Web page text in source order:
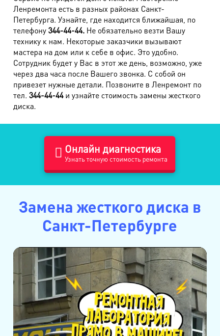
Ленремонта есть в разных районах Санкт-
Петербурга. Узнайте, где находится ближайшая, по
телефону344-44-44.Не обязательно везти Вашу
технику к нам. Некоторые заказчики вызывают
мастера на дом или к себе в офис. Это удобно.
Сотрудник будет у Вас в этот же день, возможно, уже
через два часа после Вашего звонка. С собой он
привезет нужные детали. Позвоните в Ленремонт по
тел. 344-44-44и узнайте стоимость замены жесткого
диска.
Онлайн диагностика
Узнать точную стоимость ремонта
Замена жесткого диска в
Санкт-Петербурге